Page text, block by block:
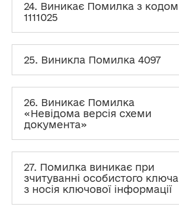
24. Виникає Помилка з кодом
1111025
25. Виникла Помилка 4097
26. Виникає Помилка
«Невідома версія схеми
документа»
27. Помилка виникає при
зчитуванні особистого ключа
з носія ключової інформації